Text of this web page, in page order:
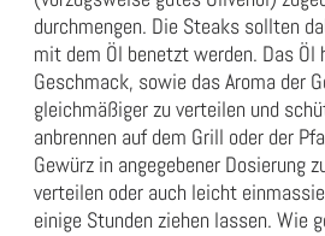
durchmengen. Die Steaks sollten
mit dem Öl benetzt werden. Das Öl
Geschmack, sowie das Aroma der
gleichmäßiger zu verteilen und
anbrennen auf dem Grill oder der
Gewürz in angegebener Dosierung
verteilen oder auch leicht
einige Stunden ziehen lassen. Wie